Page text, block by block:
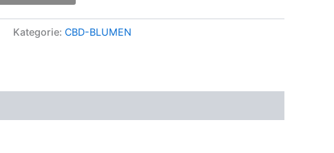
Kategorie: CBD-BLUMEN